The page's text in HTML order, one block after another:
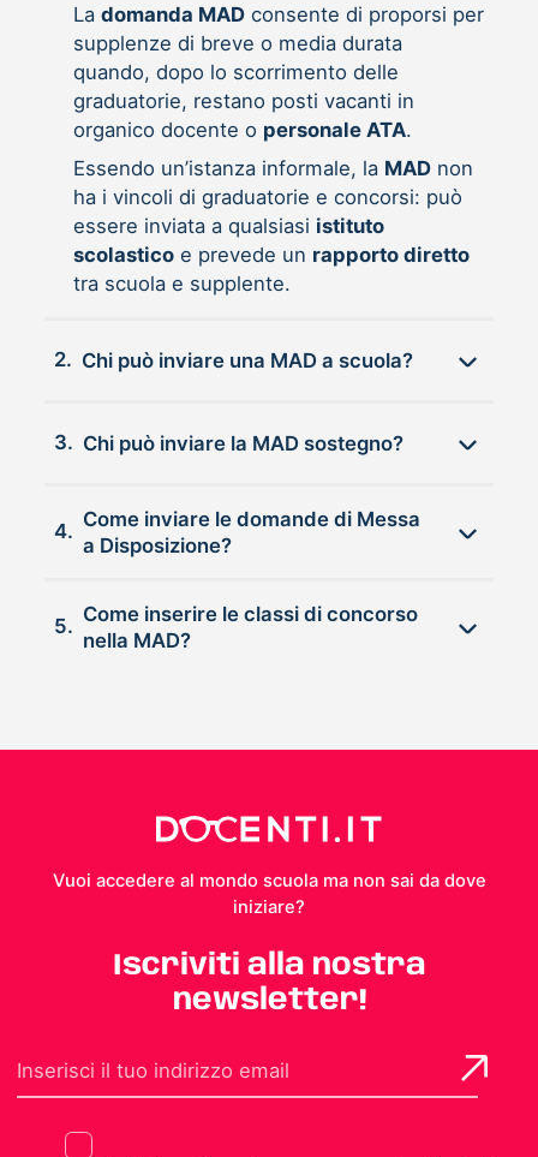
La domanda MADconsente di proporsi per
supplenze di breve o media durata
quando, dopo lo scorrimento delle
graduatorie, restano posti vacanti in
organico docente o personale ATA.
Essendo un’istanza informale, la MADnon
ha i vincoli di graduatorie e concorsi: può
essere inviata a qualsiasi istituto
scolasticoe prevede un rapporto diretto
tra scuola e supplente.
2. Chi può inviare una MAD a scuola?
3. Chi può inviare la MAD sostegno?
4.
Come inviare le domande di Messa
a Disposizione?
5.
Come inserire le classi di concorso
nella MAD?
Vuoi accedere al mondo scuola ma non sai da dove
iniziare?
Iscriviti alla nostra
newsletter!